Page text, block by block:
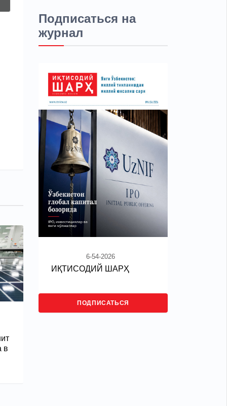
в
Подписаться на
журнал
6-54-2026
ИҚТИСОДИЙ ШАРҲ
ПОДПИСАТЬСЯ